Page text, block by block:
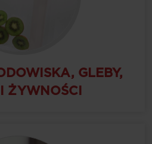
GLEBY,
ŻYWNOŚCI